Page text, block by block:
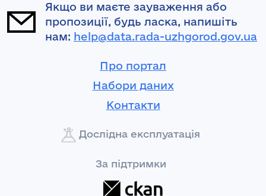
Якщо ви маєте зауваження або
пропозиції, будь ласка, напишіть
нам: help@data.rada-uzhgorod.gov.ua
Про портал
Набори даних
Контакти
Дослідна експлуатація
За підтримки